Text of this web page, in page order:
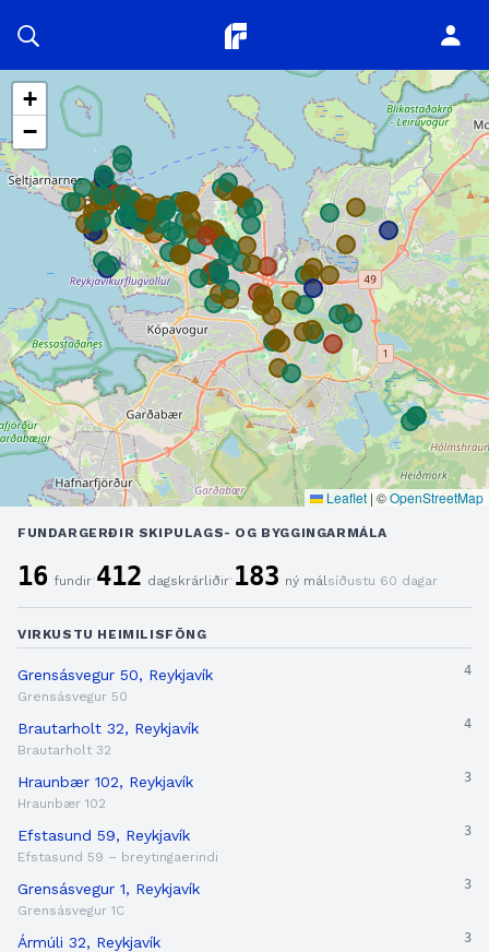
Planitor
+
−
Leaflet | ©OpenStreetMap
FUNDARGERÐIR SKIPULAGS- OG BYGGINGARMÁLA
16 fundir·412 dagskrárliðir·183 ný málsíðustu 60 dagar
VIRKUSTU HEIMILISFÖNG
Grensásvegur 50, Reykjavík
Grensásvegur 50
4
Brautarholt 32, Reykjavík
Brautarholt 32
4
Hraunbær 102, Reykjavík
Hraunbær 102
3
Efstasund 59, Reykjavík
Efstasund 59 – breytingaerindi
3
Grensásvegur 1, Reykjavík
Grensásvegur 1C
3
Ármúli 32, Reykjavík 3